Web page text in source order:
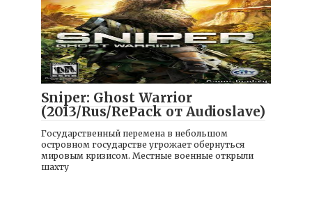
Игры
Sniper: Ghost Warrior
(2013/Rus/RePack от Audioslave)
Государственный перемена в небольшом
островном государстве угрожает обернуться
мировым кризисом. Местные военные открыли
шахту